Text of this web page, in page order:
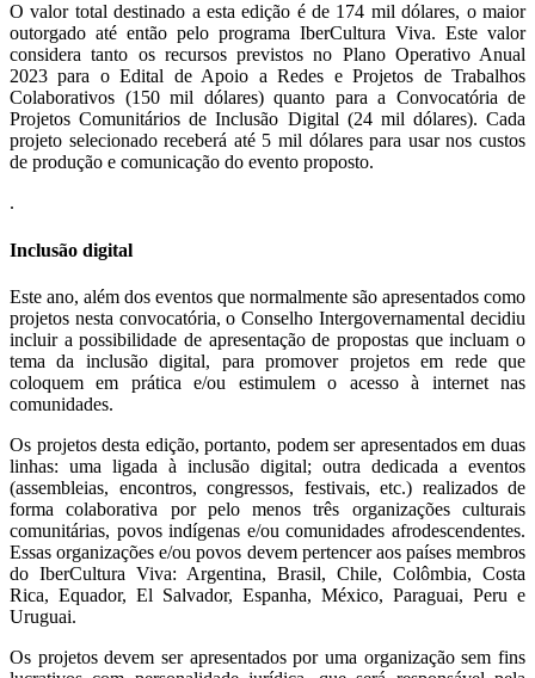
O valor total destinado a esta edição é de 174 mil dólares, o maior
outorgado até então pelo programa IberCultura Viva. Este valor
considera tanto os recursos previstos no Plano Operativo Anual
2023 para o Edital de Apoio a Redes e Projetos de Trabalhos
Colaborativos (150 mil dólares) quanto para a Convocatória de
Projetos Comunitários de Inclusão Digital (24 mil dólares). Cada
projeto selecionado receberá até 5 mil dólares para usar nos custos
de produção e comunicação do evento proposto.
.
Inclusão digital
Este ano, além dos eventos que normalmente são apresentados como
projetos nesta convocatória, o Conselho Intergovernamental decidiu
incluir a possibilidade de apresentação de propostas que incluam o
tema da inclusão digital, para promover projetos em rede que
coloquem em prática e/ou estimulem o acesso à internet nas
comunidades.
Os projetos desta edição, portanto, podem ser apresentados em duas
linhas: uma ligada à inclusão digital; outra dedicada a eventos
(assembleias, encontros, congressos, festivais, etc.) realizados de
forma colaborativa por pelo menos três organizações culturais
comunitárias, povos indígenas e/ou comunidades afrodescendentes.
Essas organizações e/ou povos devem pertencer aos países membros
do IberCultura Viva: Argentina, Brasil, Chile, Colômbia, Costa
Rica, Equador, El Salvador, Espanha, México, Paraguai, Peru e
Uruguai.
Os projetos devem ser apresentados por uma organização sem fins